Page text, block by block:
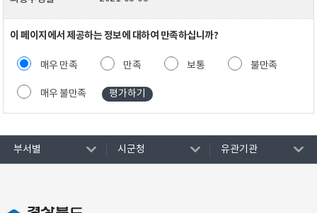
이 페이지에서 제공하는 정보에 대하여 만족하십니까?
매우 만족 만족 보통 불만족
매우 불만족
부서별 시군청 유관기관